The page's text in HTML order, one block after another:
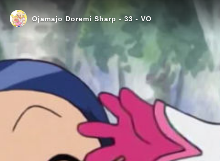
Ojamajo Doremi Sharp - 33 - VO